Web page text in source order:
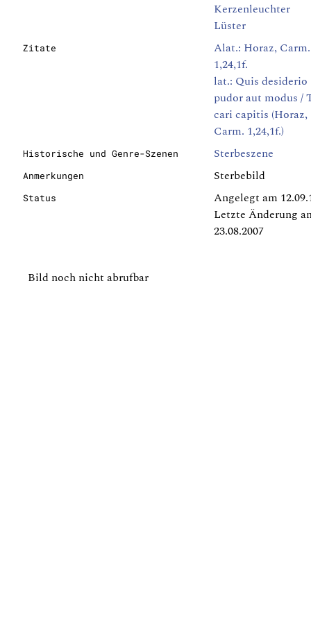
Kerzenleuchter
Lüster
Zitate
Alat.: Horaz, Carm.
1,24,1f.
lat.: Quis
pudor aut modus /
cari capitis (Horaz,
Carm. 1,24,1f.)
Historische und Genre-Szenen Sterbeszene
Anmerkungen Sterbebild
Status
Angelegt am
Letzte Änderung
23.08.2007
Bild noch nicht abrufbar